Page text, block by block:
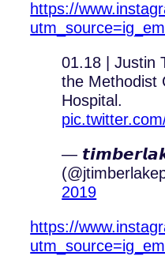
https://
01.18 | Justin
the Methodist
Hospital.
—
2019
https://